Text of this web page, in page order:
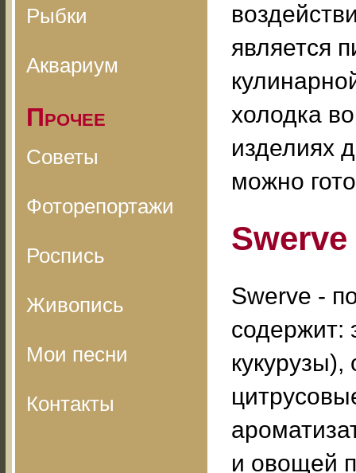
Рыбки
Аквариум
Прочее
Советы
Фоторепортажи
Роспись
Живопись
Мои песни
Контакты
является
холодка
изделиях
можно
Swerve
Swerve -
содержит:
и овощей